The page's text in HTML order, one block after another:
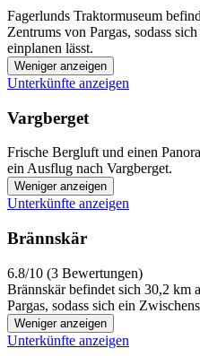
Fagerlunds Traktormuseum
Zentrums von Pargas, sodass
einplanen lässt.
Weniger anzeigen
Unterkünfte anzeigen
Vargberget
Frische Bergluft und einen
ein Ausflug nach Vargberget.
Weniger anzeigen
Unterkünfte anzeigen
Brännskär
6.8/10 (3 Bewertungen)
Brännskär befindet sich 30,2 km
Pargas, sodass sich ein
Weniger anzeigen
Unterkünfte anzeigen